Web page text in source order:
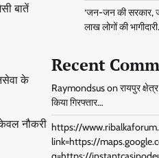
बातें
के
नौकरी
‘जन-जन की सरकार,
लाख लोगों की
Recent
Raymondsusonरायपुर
किया गिरफ्तार…
https://
link=https://